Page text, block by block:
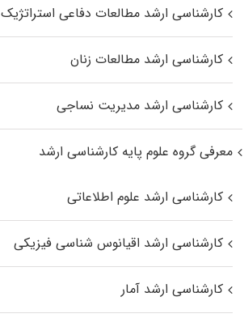
کارشناسی ارشد مطالعات دفاعی استراتژیک
کارشناسی ارشد مطالعات زنان
کارشناسی ارشد مدیریت نساجی
معرفی گروه علوم پایه کارشناسی ارشد
کارشناسی ارشد علوم اطلاعاتی
کارشناسی ارشد اقیانوس‌ شناسی فیزیکی
کارشناسی ارشد آمار